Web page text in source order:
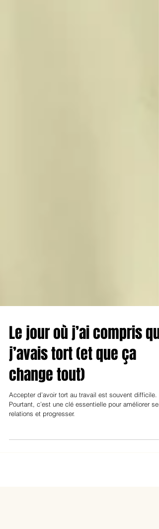
Le jour où j’ai compris que
j’avais tort (et que ça
change tout)
Accepter d’avoir tort au travail est souvent difficile.
Pourtant, c’est une clé essentielle pour améliorer ses